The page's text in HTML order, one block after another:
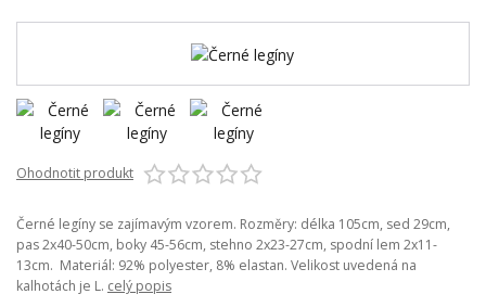
Ohodnotit produkt
Černé legíny se zajímavým vzorem. Rozměry: délka 105cm, sed 29cm,
pas 2x40-50cm, boky 45-56cm, stehno 2x23-27cm, spodní lem 2x11-
13cm. Materiál: 92% polyester, 8% elastan. Velikost uvedená na
kalhotách je L. celý popis